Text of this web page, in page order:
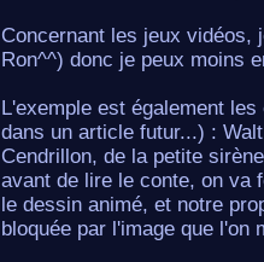
Concernant les jeux vidéos,
Ron^^) donc je peux moins
L'exemple est également
dans un article futur...) :
Cendrillon, de la petite
avant de lire le conte, on va
le dessin animé, et notre
bloquée par l'image que l'on